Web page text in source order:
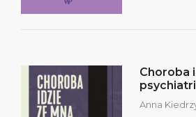
Choroba
Anna